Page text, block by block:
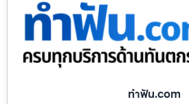
ทําฟัน.com